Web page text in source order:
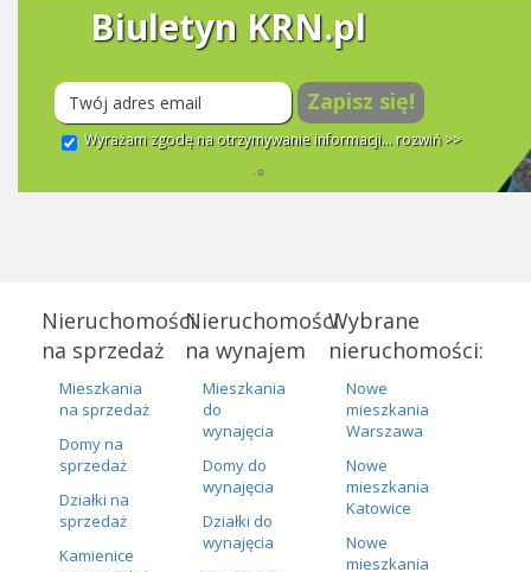
Biuletyn KRN.pl
Zapisz się!
Wyrażam zgodę na otrzymywanie informacji... rozwiń >>
Nieruchomości
na sprzedaż
Mieszkania
na sprzedaż
Domy na
sprzedaż
Działki na
sprzedaż
Kamienice
Nieruchomości
na wynajem
Mieszkania
do
wynajęcia
Domy do
wynajęcia
Działki do
wynajęcia
Wybrane
nieruchomości:
Nowe
mieszkania
Warszawa
Nowe
mieszkania
Katowice
Nowe
mieszkania